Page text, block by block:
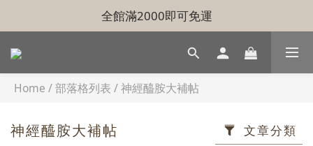
全館滿2000即可免運
Home /部落格列表 /神經醯胺大補帖
神經醯胺大補帖 文章分類